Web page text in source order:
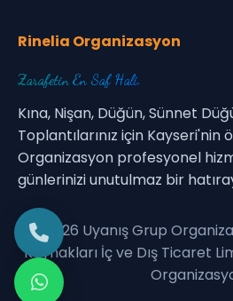
Rinelia Organizasyon
Zarafetin En Saf Hali.
Kına, Nişan, Düğün, Sünnet
Toplantılarınız için Kayseri'nin
Organizasyon profesyonel
günlerinizi unutulmaz bir
© 2026 Uyanış Grup
Kaynakları İç ve Dış Ticaret